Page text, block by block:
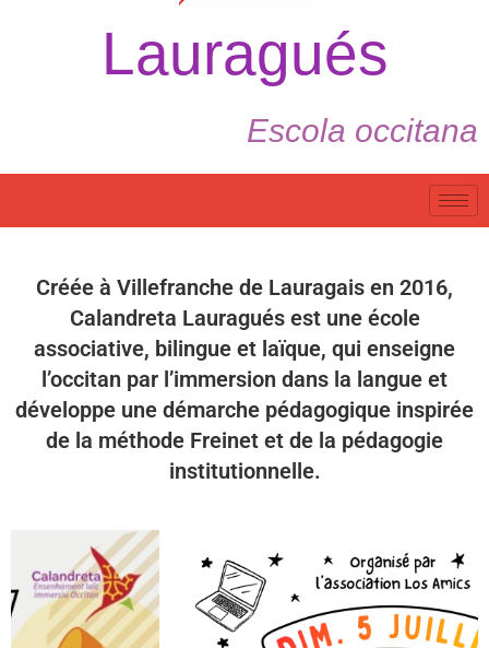
Lauragués
Escola occitana
Créée à Villefranche de Lauragais en 2016,
Calandreta Lauragués est une école
associative, bilingue et laïque, qui enseigne
l’occitan par l’immersion dans la langue et
développe une démarche pédagogique inspirée
de la méthode Freinet et de la pédagogie
institutionnelle.